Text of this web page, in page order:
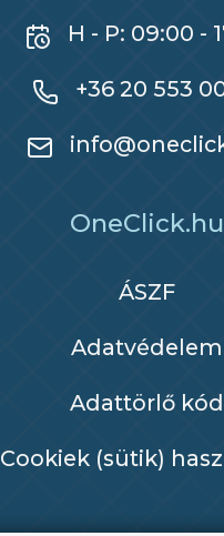
H - P: 09:00 -
+36 20 553
OneClick.hu
ÁSZF
Adatvédelem
Adattörlő kód
Cookiek (sütik)